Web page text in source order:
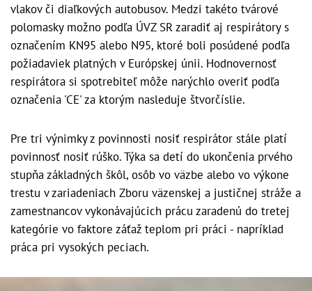
vlakov či diaľkových autobusov. Medzi takéto tvárové
polomasky možno podľa ÚVZ SR zaradiť aj respirátory s
označením KN95 alebo N95, ktoré boli posúdené podľa
požiadaviek platných v Európskej únii. Hodnovernosť
respirátora si spotrebiteľ môže narýchlo overiť podľa
označenia 'CE' za ktorým nasleduje štvorčíslie.
Pre tri výnimky z povinnosti nosiť respirátor stále platí
povinnosť nosiť rúško. Týka sa detí do ukončenia prvého
stupňa základných škôl, osôb vo väzbe alebo vo výkone
trestu v zariadeniach Zboru väzenskej a justičnej stráže a
zamestnancov vykonávajúcich prácu zaradenú do tretej
kategórie vo faktore záťaž teplom pri práci - napríklad
práca pri vysokých peciach.